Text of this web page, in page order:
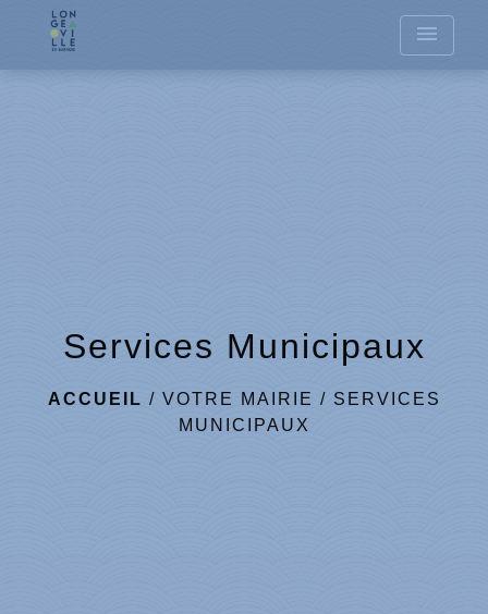
menu
Services Municipaux
ACCUEIL / VOTRE MAIRIE / SERVICES
MUNICIPAUX